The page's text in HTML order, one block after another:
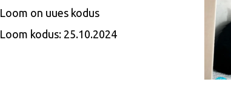
Loom on uues kodus
Loom kodus: 25.10.2024